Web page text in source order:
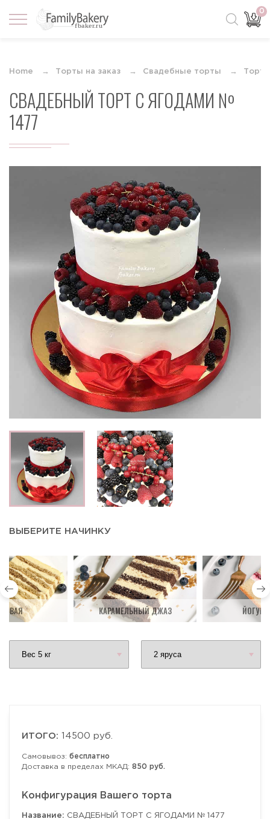
0
Home Торты на заказ Свадебные торты
СВАДЕБНЫЙ ТОРТ С ЯГОДАМИ №
1477
ВЫБЕРИТЕ НАЧИНКУ
КАРАМЕЛЬНЫЙ ДЖАЗ
ИТОГО: 14500 руб.
Самовывоз: бесплатно
Доставка в пределах МКАД: 850 руб.
Конфигурация Вашего торта
Название: СВАДЕБНЫЙ ТОРТ С ЯГОДАМИ № 1477